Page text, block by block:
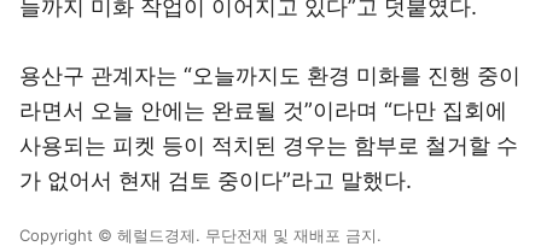
늘까지 미화 작업이 이어지고 있다”고 덧붙였다.
용산구 관계자는 “오늘까지도 환경 미화를 진행 중이
라면서 오늘 안에는 완료될 것”이라며 “다만 집회에
사용되는 피켓 등이 적치된 경우는 함부로 철거할 수
가 없어서 현재 검토 중이다”라고 말했다.
Copyright © 헤럴드경제. 무단전재 및 재배포 금지.